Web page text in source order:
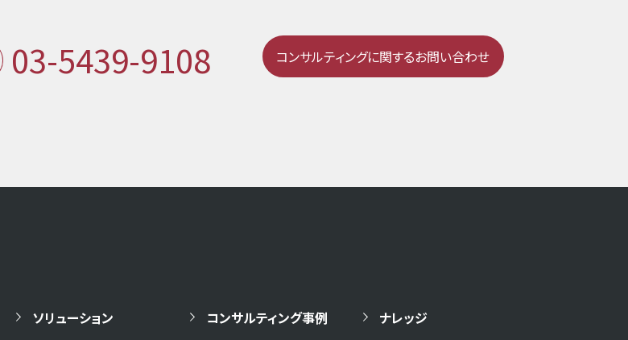
03-5439-9108 コンサルティングに関するお問い合わせ
ソリューション コンサルティング事例 ナレッジ